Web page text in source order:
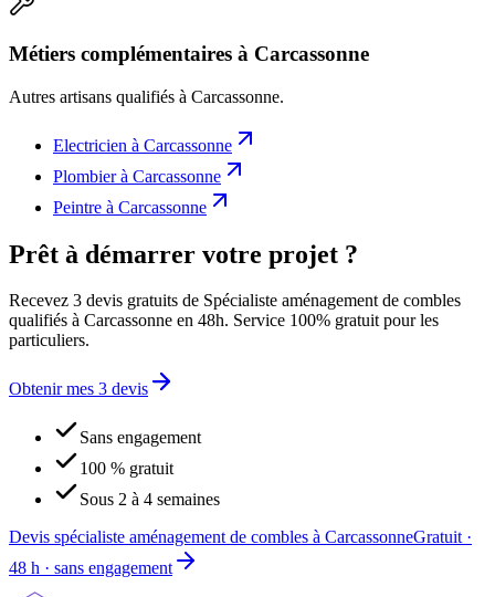
Métiers complémentaires à Carcassonne
Autres artisans qualifiés à Carcassonne.
Electricien à Carcassonne
Plombierà Carcassonne
Peintre à Carcassonne
Prêt à démarrer votre projet ?
Recevez 3 devis gratuits de Spécialiste aménagement de combles
qualifiés à Carcassonne en 48h. Service 100% gratuit pour les
particuliers.
Obtenir mes 3 devis
Sans engagement
100 % gratuit
Sous 2 à 4 semaines
Devis spécialiste aménagement de combles à CarcassonneGratuit ·
48 h · sans engagement